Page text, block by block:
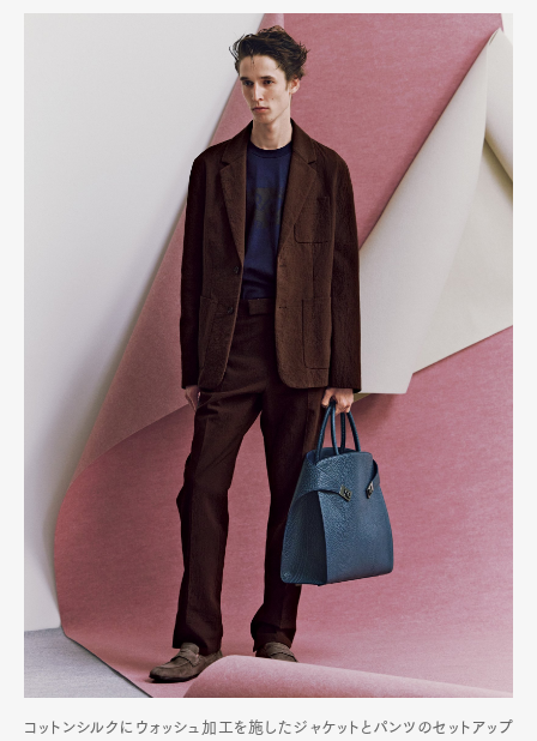
Pen Membership
Magazine
Official Columnist
Contact
Pen Meet
Pen international Pen tw
コットンシルクにウォッシュ加工を施したジャケットとパンツのセットアップ